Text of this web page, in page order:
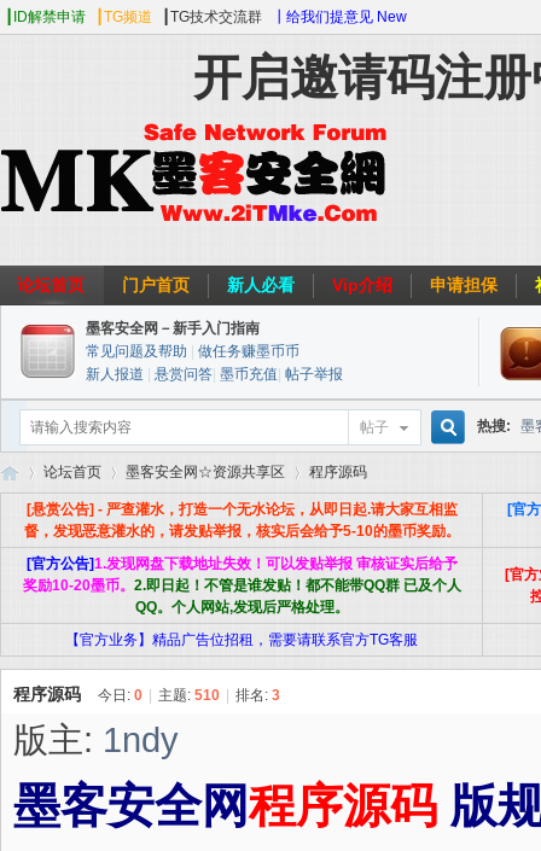
┃ID解禁申请 ┃TG频道 ┃TG技术交流群 ┃给我们提意见 New
开启邀请码注
论坛首页 门户首页 新人必看 Vip介绍 申请担保
墨客安全网－新手入门指南
常见问题及帮助
做任务赚墨币币
新人报道
悬赏问答 墨币充值 帖子举报
帖子
索
热搜: 墨
»
论坛首页
›
墨客安全网☆资源共享区
›
程序源码
[悬赏公告] - 严查灌水，打造一个无水论坛，从即日起.请大家互相监
督，发现恶意灌水的，请发贴举报，核实后会给予5-10的墨币奖励。
[官
[官方公告]1.发现网盘下载地址失效！可以发贴举报 审核证实后给予
奖励10-20墨币。 2.即日起！不管是谁发贴！都不能带QQ群 已及个人
QQ。个人网站,发现后严格处理。
[官
【官方业务】精品广告位招租，需要请联系官方TG客服
程序源码 今日: 0 主题: 510 排名: 3
版主: 1ndy
墨客安全网程序源码 版